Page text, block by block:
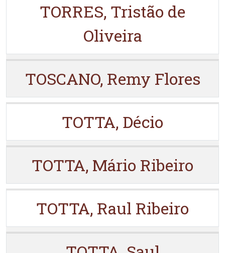
TORRES, Tristão de
Oliveira
TOSCANO, Remy Flores
TOTTA, Décio
TOTTA, Mário Ribeiro
TOTTA, Raul Ribeiro